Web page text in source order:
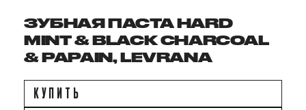
ЗУБНАЯ ПАСТА HARD
MINT & BLACK CHARCOAL
& PAPAIN, LEVRANA
КУПИТЬ